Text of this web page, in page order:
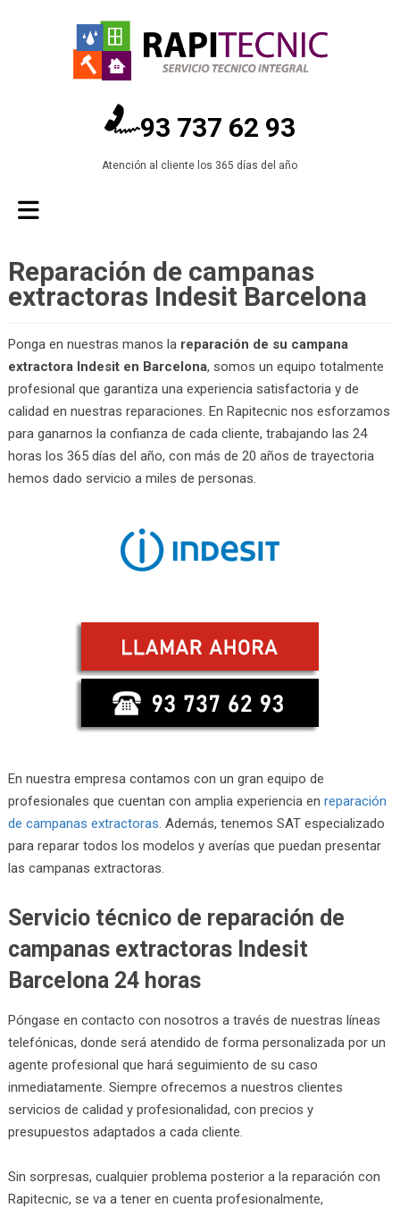
93 737 62 93
Atención al cliente los 365 días del año
Reparación de campanas
extractoras Indesit Barcelona
Ponga en nuestras manos la reparación de su campana
extractora Indesit en Barcelona, somos un equipo totalmente
profesional que garantiza una experiencia satisfactoria y de
calidad en nuestras reparaciones. En Rapitecnic nos esforzamos
para ganarnos la confianza de cada cliente, trabajando las 24
horas los 365 días del año, con más de 20 años de trayectoria
hemos dado servicio a miles de personas.
En nuestra empresa contamos con un gran equipo de
profesionales que cuentan con amplia experiencia en reparación
de campanas extractoras . Además, tenemos SAT especializado
para reparar todos los modelos y averías que puedan presentar
las campanas extractoras.
Servicio técnico de reparación de
campanas extractoras Indesit
Barcelona 24 horas
Póngase en contacto con nosotros a través de nuestras líneas
telefónicas, donde será atendido de forma personalizada por un
agente profesional que hará seguimiento de su caso
inmediatamente. Siempre ofrecemos a nuestros clientes
servicios de calidad y profesionalidad, con precios y
presupuestos adaptados a cada cliente.
Sin sorpresas, cualquier problema posterior a la reparación con
Rapitecnic, se va a tener en cuenta profesionalmente,